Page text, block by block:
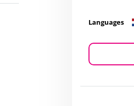
Languages